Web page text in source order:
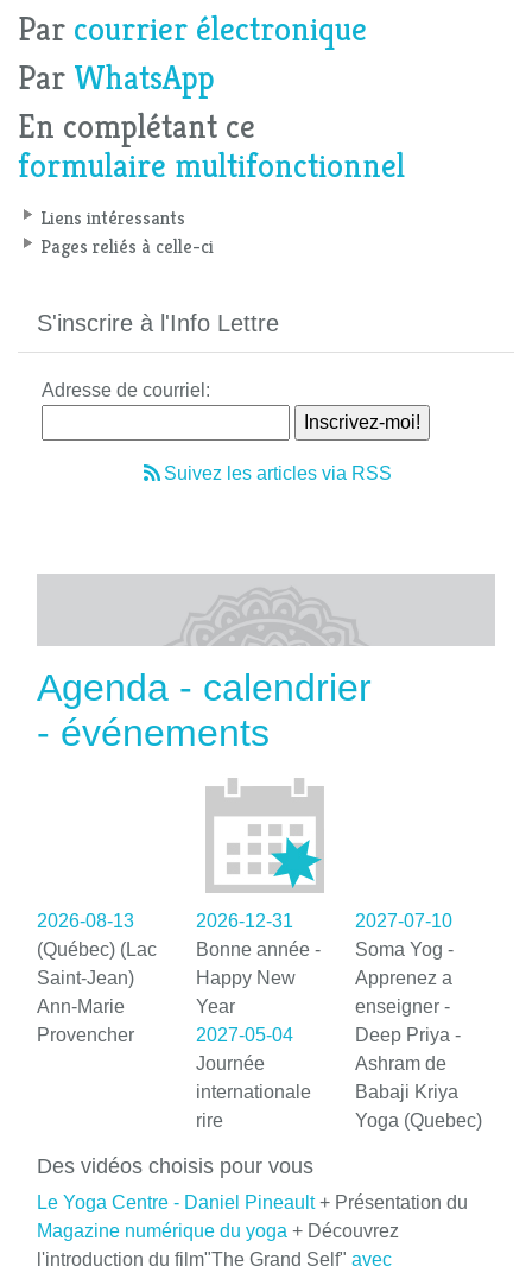
Par courrier électronique
Par WhatsApp
En complétant ce
formulaire multifonctionnel
Liens intéressants
Pages reliés à celle-ci
S'inscrire à l'Info Lettre
Adresse de courriel:
Suivez les articles via RSS
Agenda - calendrier
- événements
2026-08-13
(Québec) (Lac
Saint-Jean)
Ann-Marie
Provencher
2026-12-31
Bonne année -
Happy New
Year
2027-05-04
Journée
internationale
rire
2027-07-10
Soma Yog -
Apprenez a
enseigner -
Deep Priya -
Ashram de
Babaji Kriya
Yoga (Quebec)
Des vidéos choisis pour vous
Le Yoga Centre - Daniel Pineault+ Présentation du
Magazine numérique du yoga + Découvrez
l'introduction du film"The Grand Self" avec